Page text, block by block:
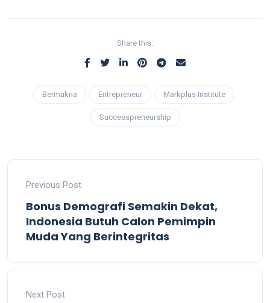
Share this:
Bermakna Entrepreneur Markplus Institute
Successpreneurship
Previous Post
Bonus Demografi Semakin Dekat,
Indonesia Butuh Calon Pemimpin
Muda Yang Berintegritas
Next Post